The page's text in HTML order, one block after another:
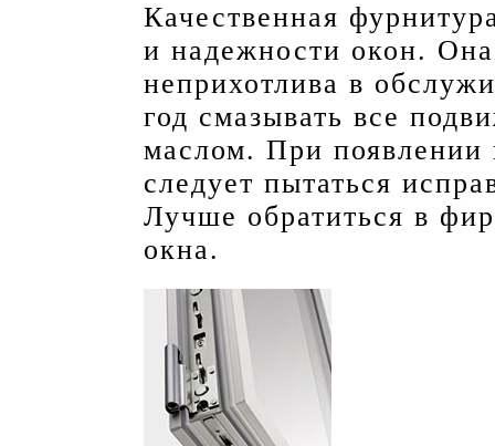
Качественная
и надежности окон.
неприхотлива в
год смазывать все
маслом. При
следует пытаться
Лучше обратиться в
окна.